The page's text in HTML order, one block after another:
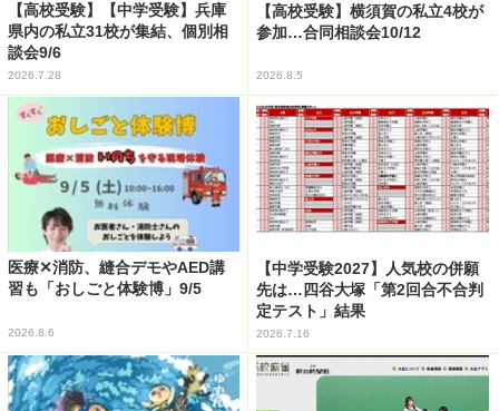
【高校受験】【中学受験】兵庫
県内の私立31校が集結、個別相
談会9/6
2026.7.28
【高校受験】横須賀の私立4校が
参加…合同相談会10/12
2026.8.5
医療✕消防、縫合デモやAED講
習も「おしごと体験博」9/5
2026.8.6
【中学受験2027】人気校の併願
先は…四谷大塚「第2回合不合判
定テスト」結果
2026.7.16